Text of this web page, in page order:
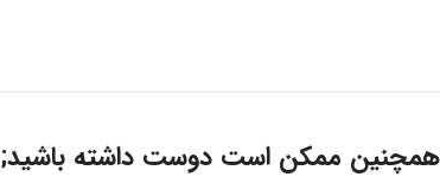
همچنین ممکن است دوست داشته باشید;